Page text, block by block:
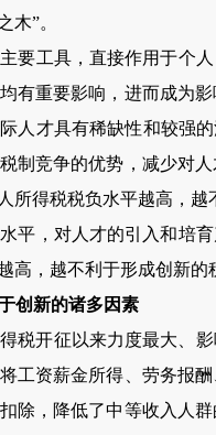
木”。
要工具，直接作用于个
有重要影响，进而成为
人才具有稀缺性和较强
制竞争的优势，减少对
得税税负水平越高，越
平，对人才的引入和培
高，越不利于形成创新的
创新的诸多因素
税开征以来力度最大、
工资薪金所得、劳务报
除，降低了中等收入人